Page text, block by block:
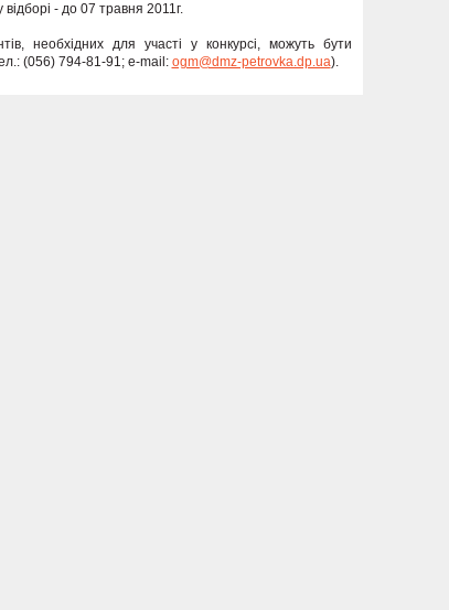
- до 07 травня 2011г.
необхідних для участі у конкурсі, можуть бути
(056) 794-81-91; e-mail: ogm@dmz-petrovka.dp.ua).